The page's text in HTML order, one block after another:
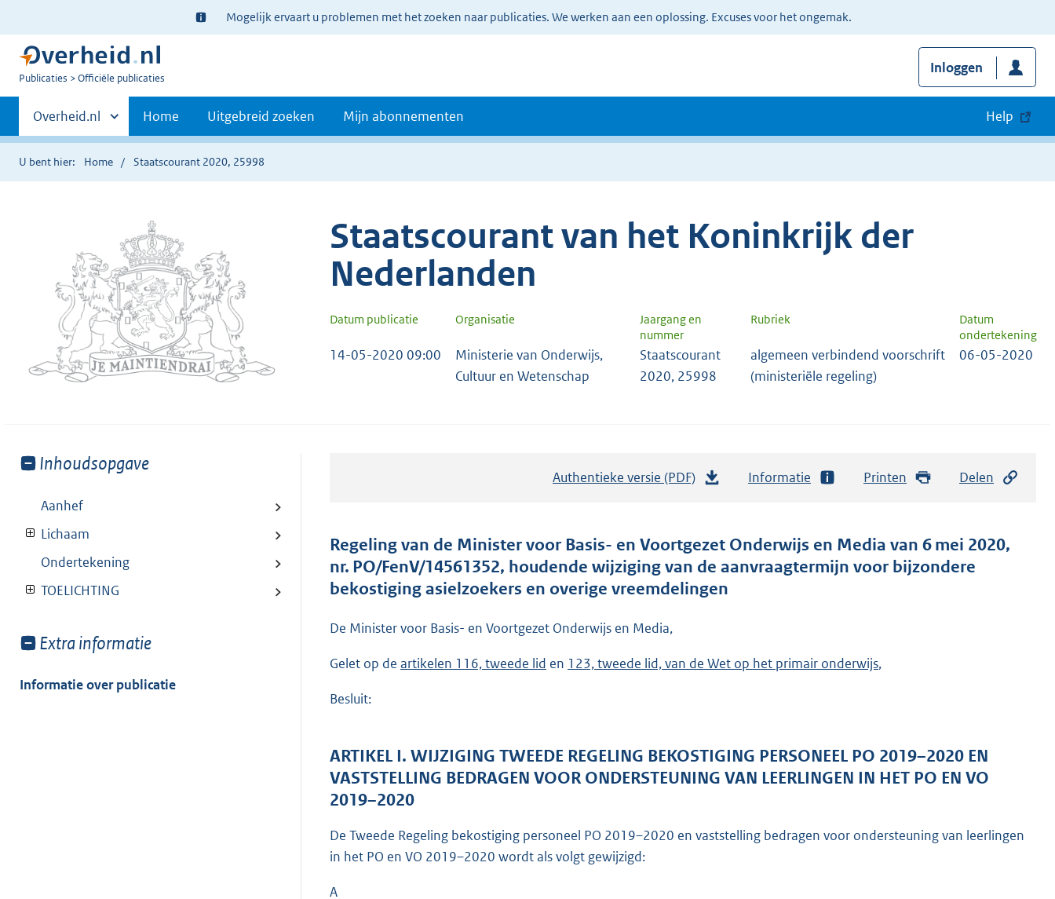
Ter
informatie:
Mogelijk ervaart u problemen met het zoeken naar publicaties. We werken aan een oplossing. Excuses voor het ongemak.
U
Publicaties Officiële publicaties
Inloggen
Primaire
navigatie
Andere
sites
binnen
Overheid.nl Home Uitgebreid zoeken Mijn abonnementen Help
U bent hier: Home Staatscourant 2020, 25998
Staatscourant van het Koninkrijk der
Nederlanden
Datum publicatie Organisatie
Jaargang en
nummer
Rubriek
Datum
ondertekening
14-05-2020 09:00
Ministerie van Onderwijs,
Cultuur en Wetenschap
Staatscourant
2020, 25998
algemeen verbindend voorschrift
(ministeriële regeling)
06-05-2020
Toon
van:
Inhoudsopgave
Aanhef
Lichaam
Ondertekening
TOELICHTING
Toon
van:
Extra informatie
Informatie over publicatie
Authentieke versie (PDF)
t
a
n
r
t
e
8
Informatie Printen Delen
Regeling van de Minister voor Basis- en Voortgezet Onderwijs en Media van 6 mei 2020,
nr. PO/FenV/14561352, houdende wijziging van de aanvraagtermijn voor bijzondere
bekostiging asielzoekers en overige vreemdelingen
De Minister voor Basis- en Voortgezet Onderwijs en Media,
Gelet op de artikelen 116, tweede lid en 123, tweede lid, van de Wet op het primair onderwijs,
Besluit:
ARTIKEL I. WIJZIGING TWEEDE REGELING BEKOSTIGING PERSONEEL PO 2019–2020 EN
VASTSTELLING BEDRAGEN VOOR ONDERSTEUNING VAN LEERLINGEN IN HET PO EN VO
2019–2020
De Tweede Regeling bekostiging personeel PO 2019–2020 en vaststelling bedragen voor ondersteuning van leerlingen
in het PO en VO 2019–2020 wordt als volgt gewijzigd:
A